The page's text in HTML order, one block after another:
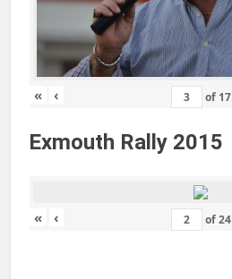
« ‹ of 17
Exmouth Rally 2015
« ‹ of24